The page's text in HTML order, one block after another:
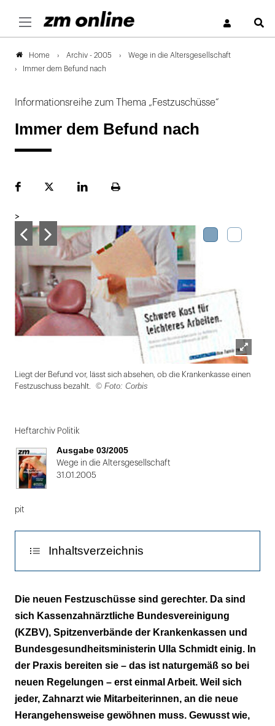
Home Archiv - 2005
Wege in die Altersgesellschaft
Immer dem Befund nach
Informationsreihe zum Thema „Festzuschüsse“
Immer dem Befund nach
FacebookPlattformLinekdInSeite
>
Lightbox
öffnen
Liegt der Befund vor, lässt sich absehen, ob die Krankenkasse einen
Festzuschuss bezahlt.
© Foto: Corbis
1
von
2
Heftarchiv Politik
Ausgabe 03/2005
Wege in die Altersgesellschaft
31.01.2005
pit
Inhaltsverzeichnis
Neu, anders, gerechter
Schwere Kost für leichtes Arbeiten
Wissen für alle
Die neuen Festzuschüsse sind gerechter. Da sind
sich Kassenzahnärztliche Bundesvereinigung
(KZBV), Spitzenverbände der Krankenkassen und
Bundesgesundheitsministerin Ulla Schmidt einig. In
der Praxis bereiten sie – das ist naturgemäß so bei
neuen Regelungen – erst einmal Arbeit. Weil sich
jeder, Zahnarzt wie Mitarbeiterinnen, an die neue
Herangehensweise gewöhnen muss. Gewusst wie,